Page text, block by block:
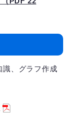
、グラフ作成